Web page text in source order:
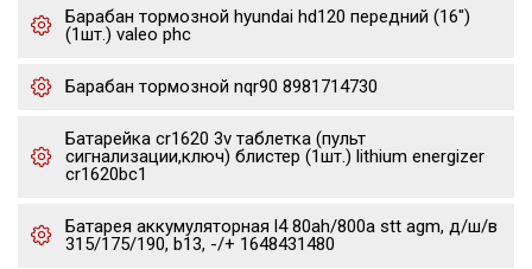
Барабан тормозной hyundai hd120 передний (16")
(1шт.) valeo phc
Барабан тормозной nqr90 8981714730
Батарейка cr1620 3v таблетка (пульт
сигнализации,ключ) блистер (1шт.) lithium energizer
cr1620bc1
Батарея аккумуляторная l4 80ah/800a stt agm, д/ш/в
315/175/190, b13, -/+ 1648431480